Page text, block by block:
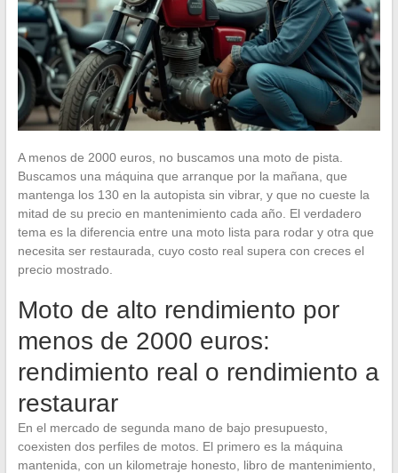
A menos de 2000 euros, no buscamos una moto de pista.
Buscamos una máquina que arranque por la mañana, que
mantenga los 130 en la autopista sin vibrar, y que no cueste la
mitad de su precio en mantenimiento cada año. El verdadero
tema es la diferencia entre una moto lista para rodar y otra que
necesita ser restaurada, cuyo costo real supera con creces el
precio mostrado.
Moto de alto rendimiento por
menos de 2000 euros:
rendimiento real o rendimiento a
restaurar
En el mercado de segunda mano de bajo presupuesto,
coexisten dos perfiles de motos. El primero es la máquina
mantenida, con un kilometraje honesto, libro de mantenimiento,